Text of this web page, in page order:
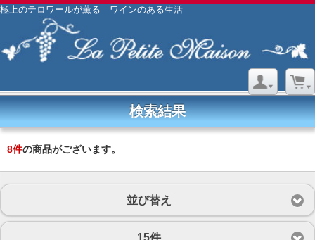
極上のテロワールが薫る ワインのある生活
検索結果
8件の商品がございます。
並び替え
15件